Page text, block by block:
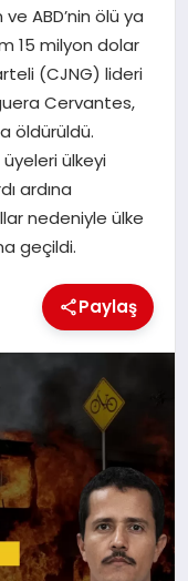
ABD’nin ölü ya
15 milyon dolar
(CJNG) lideri
Cervantes,
öldürüldü.
ülkeyi
ardına
nedeniyle ülke
geçildi.
Paylaş